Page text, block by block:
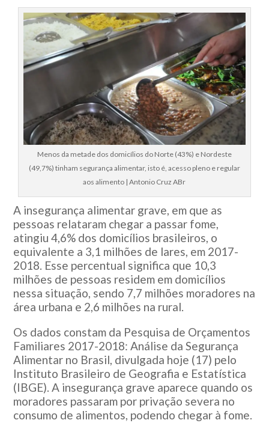
Menos da metade dos domicílios do Norte (43%) e Nordeste
(49,7%) tinham segurança alimentar, isto é, acesso pleno e regular
aos alimento | Antonio Cruz ABr
A insegurança alimentar grave, em que as
pessoas relataram chegar a passar fome,
atingiu 4,6% dos domicílios brasileiros, o
equivalente a 3,1 milhões de lares, em 2017-
2018. Esse percentual significa que 10,3
milhões de pessoas residem em domicílios
nessa situação, sendo 7,7 milhões moradores na
área urbana e 2,6 milhões na rural.
Os dados constam da Pesquisa de Orçamentos
Familiares 2017-2018: Análise da Segurança
Alimentar no Brasil, divulgada hoje (17) pelo
Instituto Brasileiro de Geografia e Estatística
(IBGE). A insegurança grave aparece quando os
moradores passaram por privação severa no
consumo de alimentos, podendo chegar à fome.